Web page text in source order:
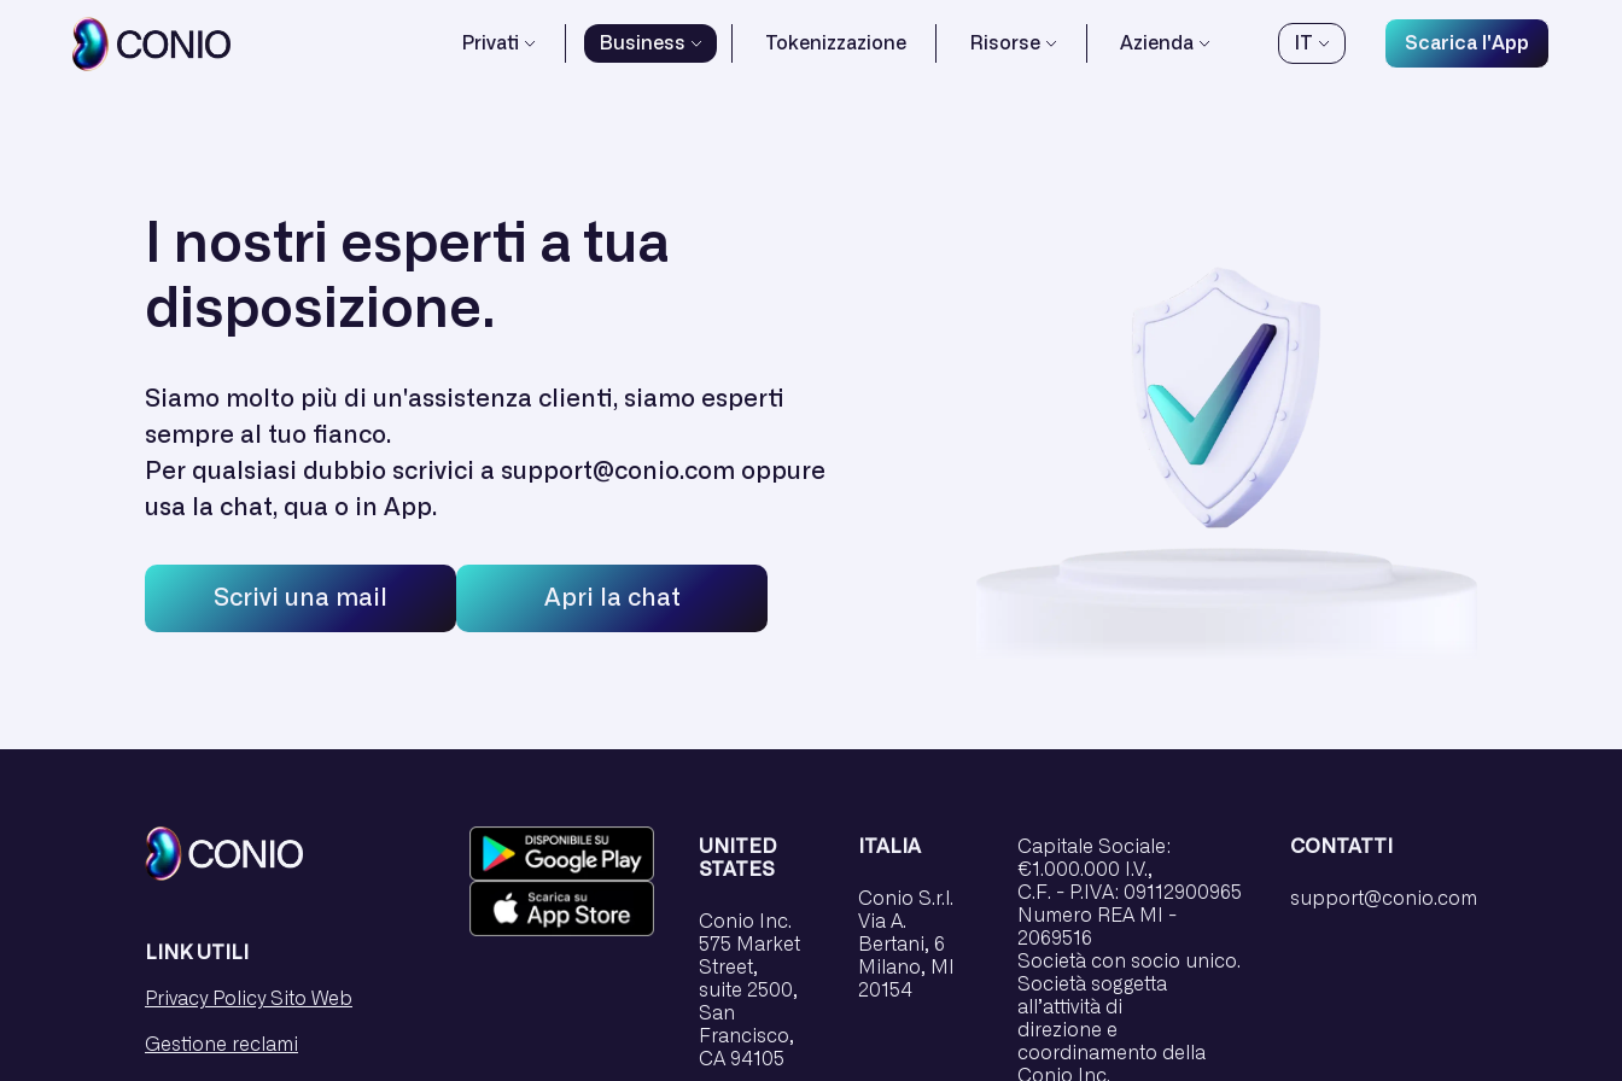
Privati Business Tokenizzazione Risorse Azienda IT Scarica l'App
I nostri esperti a tua
disposizione.
Siamo molto più di un'assistenza clienti, siamo esperti
sempre al tuo fianco.
Per qualsiasi dubbio scrivici a support@conio.com oppure
usa la chat, qua o in App.
Scrivi una mail Apri la chat
LINK UTILI
Privacy Policy Sito Web
Gestione reclami
UNITED
STATES
Conio Inc.
575 Market
Street,
suite 2500,
San
Francisco,
CA 94105
ITALIA
Conio S.r.l.
Via A.
Bertani, 6
Milano, MI
20154
Capitale Sociale:
€1.000.000 I.V.,
C.F. - P.IVA: 09112900965
Numero REA MI -
2069516
Società con socio unico.
Società soggetta
all’attività di
direzione e
coordinamento della
Conio Inc.
CONTATTI
support@conio.com